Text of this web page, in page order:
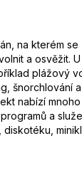
na kterém
a osvěžit.
plážový
šnorchlování
nabízí
a